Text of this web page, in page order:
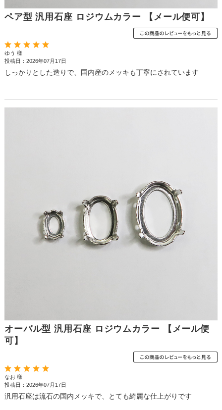
ペア型 汎用石座 ロジウムカラー 【メール便可】
ゆう 様
投稿日：2026年07月17日
しっかりとした造りで、国内産のメッキも丁寧にされています
オーバル型 汎用石座 ロジウムカラー 【メール便
可】
なお 様
投稿日：2026年07月17日
汎用石座は流石の国内メッキで、とても綺麗な仕上がりです